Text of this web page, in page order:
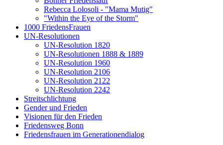
Rebecca Lolosoli - "Mama Mutig"
"Within the Eye of the Storm"
1000 FriedensFrauen
UN-Resolutionen
UN-Resolution 1820
UN-Resolutionen 1888 & 1889
UN-Resolution 1960
UN-Resolution 2106
UN-Resolution 2122
UN-Resolution 2242
Streitschlichtung
Gender und Frieden
Visionen für den Frieden
Friedensweg Bonn
Friedensfrauen im Generationendialog